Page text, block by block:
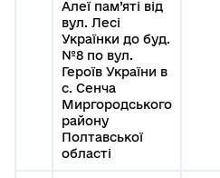
Алеї пам’яті від
вул. Лесі
Українки до буд.
№8 по вул.
Героїв України в
с. Сенча
Миргородського
району
Полтавської
області